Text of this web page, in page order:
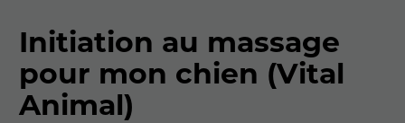
Initiation au massage
pour mon chien (Vital
Animal)